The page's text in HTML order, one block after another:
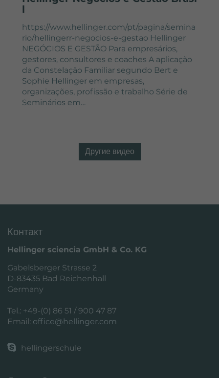
l
https://www.hellinger.com/pt/pagina/semina
rio/hellingerr-negocios-e-gestao Hellinger
NEGÓCIOS E GESTÃO Para empresários,
gestores, consultores e coaches A aplicação
da Constelação Familiar segundo Bert e
Sophie Hellinger em empresas,
organizações, profissão e trabalho Série de
Seminários em…
Другие видео
Контакт
Hellinger sciencia GmbH & Co. KG
Gabelsberger Strasse 2
D-83435 Bad Reichenhall
Germany
Tel.: +49-(0) 86 51 / 900 47 87
Email: office@hellinger.com
hellingerschule